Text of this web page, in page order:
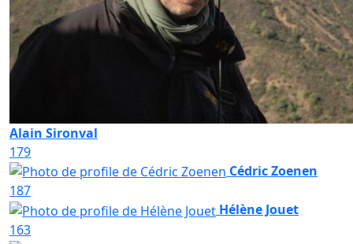
Alain Sironval
179
Cédric Zoenen
187
Hélène Jouet
163